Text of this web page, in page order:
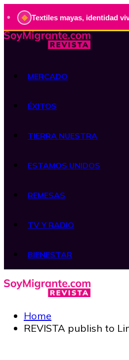
Textiles mayas, identidad viva. •
MERCADO
ÉXITOS
TIERRA NUESTRA
ESTAMOS UNIDOS
REMESAS
TV Y RADIO
BIENESTAR
Home
REVISTA publish to